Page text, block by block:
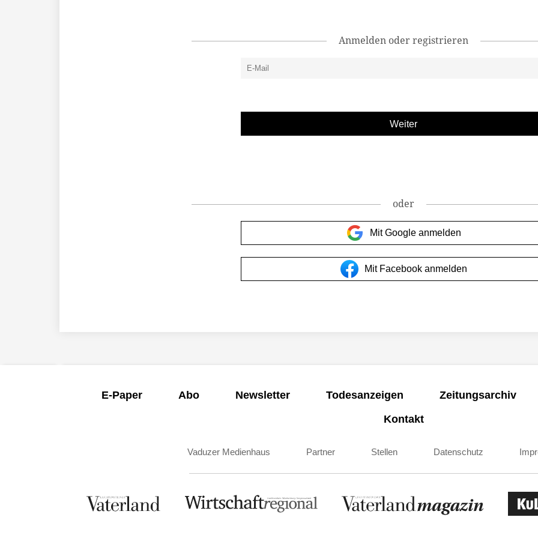
Anmelden oder registrieren
oder
Mit Google anmelden
Mit Facebook anmelden
E-Paper Abo Newsletter Todesanzeigen
Zeitungsarchiv
Kontakt
Vaduzer Medienhaus Partner Stellen Datenschutz